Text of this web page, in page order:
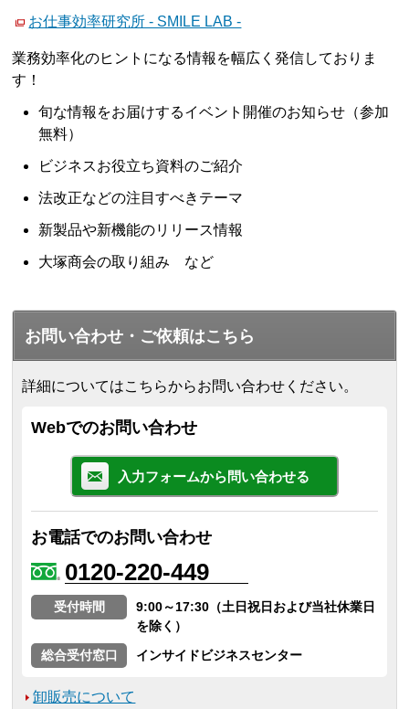
お仕事効率研究所 - SMILE LAB -
業務効率化のヒントになる情報を幅広く発信しておりま
す！
旬な情報をお届けするイベント開催のお知らせ（参加
無料）
ビジネスお役立ち資料のご紹介
法改正などの注目すべきテーマ
新製品や新機能のリリース情報
大塚商会の取り組み など
お問い合わせ・ご依頼はこちら
詳細についてはこちらからお問い合わせください。
Webでのお問い合わせ
入力フォームから問い合わせる
お電話でのお問い合わせ
0120-220-449
受付時間
9:00～17:30（土日祝日および当社休業日
を除く）
総合受付窓口
インサイドビジネスセンター
卸販売について